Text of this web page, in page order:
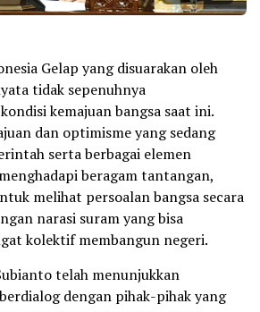
Gelap yang disuarakan oleh
tidak sepenuhnya
kemajuan bangsa saat ini.
dan optimisme yang sedang
serta berbagai elemen
beragam tantangan,
melihat persoalan bangsa secara
narasi suram yang bisa
kolektif membangun negeri.
telah menunjukkan
dengan pihak-pihak yang